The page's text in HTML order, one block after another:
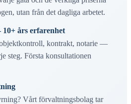
utan från det dagliga arbetet.
års erfarenhet
kontrakt, notarie —
steg. Första konsultationen
Vårt förvaltningsbolag tar